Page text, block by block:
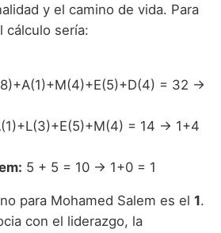
y el camino de vida. Para
cálculo sería:
= 32 →
= 14 → 1+4
5 + 5 = 10 → 1+0 = 1
para Mohamed Salem es el 1.
con el liderazgo, la